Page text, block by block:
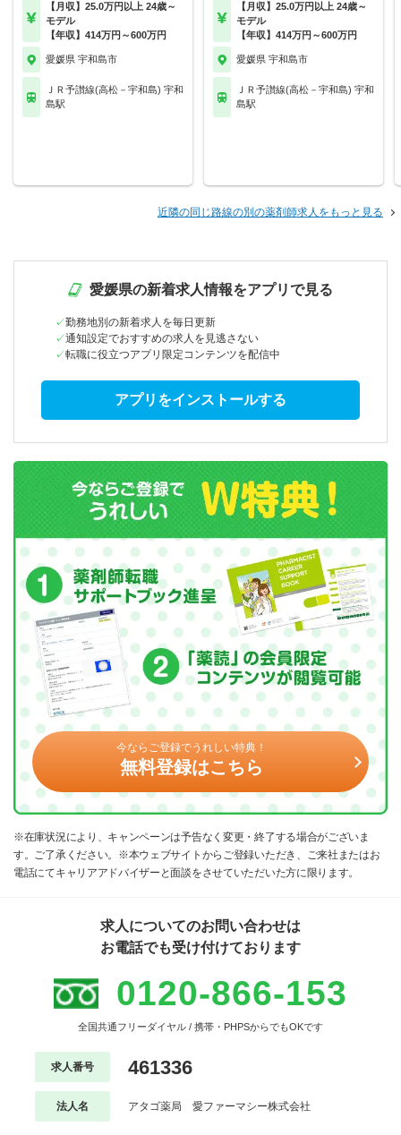
【月収】25.0万円以上 24歳～
モデル
【年収】414万円～600万円
愛媛県 宇和島市
ＪＲ予讃線(高松－宇和島) 宇和
島駅
【月収】25.0万円以上 24歳～
モデル
【年収】414万円～600万円
愛媛県 宇和島市
ＪＲ予讃線(高松－宇和島) 宇和
島駅
近隣の同じ路線の別の薬剤師求人をもっと見る
愛媛県の新着求人情報をアプリで見る
勤務地別の新着求人を毎日更新
通知設定でおすすめの求人を見逃さない
転職に役立つアプリ限定コンテンツを配信中
アプリをインストールする
今ならご登録でうれしい特典！
無料登録はこちら
※在庫状況により、キャンペーンは予告なく変更・終了する場合がございま
す。ご了承ください。※本ウェブサイトからご登録いただき、ご来社またはお
電話にてキャリアアドバイザーと面談をさせていただいた方に限ります。
求人についてのお問い合わせは
お電話でも受け付けております
0120-866-153
全国共通フリーダイヤル / 携帯・PHPSからでもOKです
求人番号 461336
法人名 アタゴ薬局 愛ファーマシー株式会社